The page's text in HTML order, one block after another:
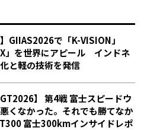
】GIIAS2026で「K-VISION」
X」を世界にアピール インドネ
と軽の技術を発信
GT2026】 第4戦 富士スピードウ
くなかった。それでも勝てなか
富士300kmインサイドレポ